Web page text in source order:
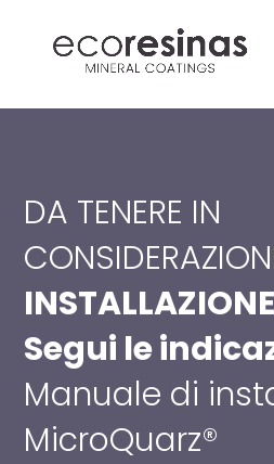
DA TENERE IN
INSTALLAZIONE
Segui le
Manuale di
MicroQuarz®